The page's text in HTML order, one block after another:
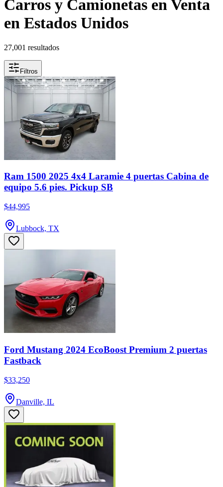
Carros y Camionetas en Venta
en Estados Unidos
27,001 resultados
Filtros
Ram 1500 2025 4x4 Laramie 4 puertas Cabina de
equipo 5.6 pies. Pickup SB
$44,995
Lubbock, TX
Ford Mustang 2024 EcoBoost Premium 2 puertas
Fastback
$33,250
Danville, IL